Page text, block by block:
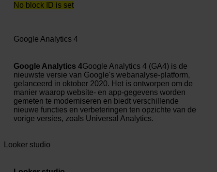
No block ID is set
Google Analytics 4
Google Analytics 4Google Analytics 4 (GA4) is de
nieuwste versie van Google's webanalyse-platform,
gelanceerd in oktober 2020. Het is ontworpen om de
manier waarop website- en app-gegevens worden
gemeten te moderniseren en biedt verschillende
nieuwe functies en verbeteringen ten opzichte van de
vorige versies, zoals Universal Analytics.
Looker studio